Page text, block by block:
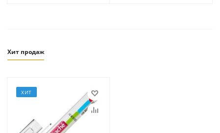
Хит продаж
ХИТ